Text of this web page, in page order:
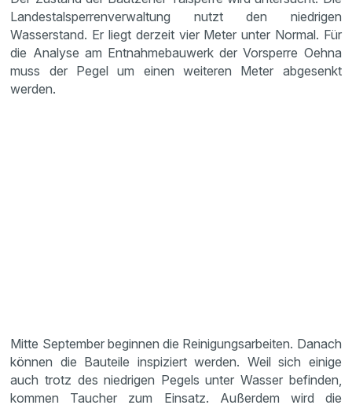
Landestalsperrenverwaltung nutzt den niedrigen
Wasserstand. Er liegt derzeit vier Meter unter Normal. Für
die Analyse am Entnahmebauwerk der Vorsperre Oehna
muss der Pegel um einen weiteren Meter abgesenkt
werden.
Mitte September beginnen die Reinigungsarbeiten. Danach
können die Bauteile inspiziert werden. Weil sich einige
auch trotz des niedrigen Pegels unter Wasser befinden,
kommen Taucher zum Einsatz. Außerdem wird die